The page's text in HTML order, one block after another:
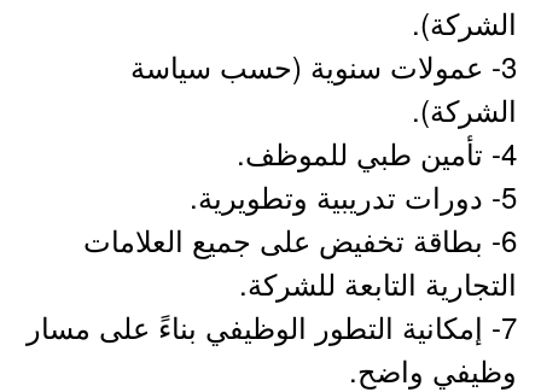
الشركة).
3- عمولات سنوية (حسب سياسة
الشركة).
4- تأمين طبي للموظف.
5- دورات تدريبية وتطويرية.
6- بطاقة تخفيض على جميع العلامات
التجارية التابعة للشركة.
7- إمكانية التطور الوظيفي بناءً على مسار
وظيفي واضح.